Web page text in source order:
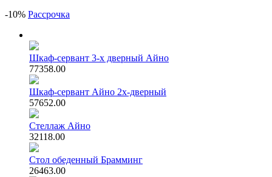
-10% Рассрочка
Шкаф-сервант 3-х дверный Айно
77358.00
Шкаф-сервант Айно 2х-дверный
57652.00
Стеллаж Айно
32118.00
Стол обеденный Брамминг
26463.00